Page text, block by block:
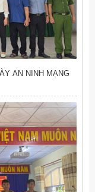
AN NINH MẠNG